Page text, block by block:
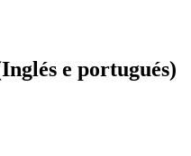
e portugués)